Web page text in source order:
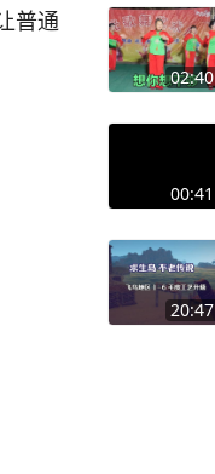
普通
02:40
00:41
20:47